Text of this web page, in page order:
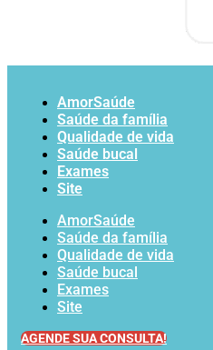
AmorSaúde
Saúde da família
Qualidade de vida
Saúde bucal
Exames
Site
AmorSaúde
Saúde da família
Qualidade de vida
Saúde bucal
Exames
Site
AGENDE SUA CONSULTA!